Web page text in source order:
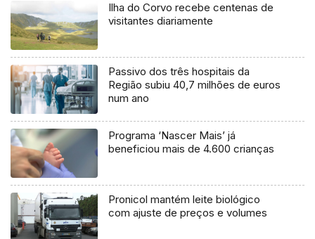
Ilha do Corvo recebe centenas de
visitantes diariamente
Passivo dos três hospitais da
Região subiu 40,7 milhões de euros
num ano
Programa ‘Nascer Mais’ já
beneficiou mais de 4.600 crianças
Pronicol mantém leite biológico
com ajuste de preços e volumes